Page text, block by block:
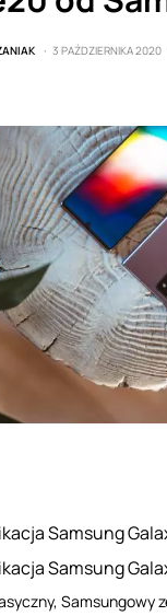
3 PAŹDZIERNIKA 2020
Samsung
Samsung
Samsungowy